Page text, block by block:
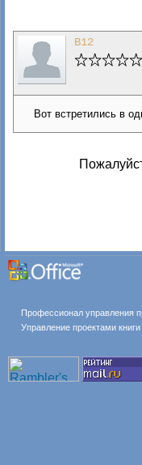
B12
Вот встретились в
Профессионал управления
Управление проектами книги